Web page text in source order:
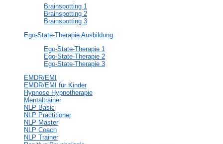
Brainspotting 1
Brainspotting 2
Brainspotting 3
Ego-State-Therapie Ausbildung
Ego-State-Therapie 1
Ego-State-Therapie 2
Ego-State-Therapie 3
EMDR/EMI
EMDR/EMI für Kinder
Hypnose Hypnotherapie
Mentaltrainer
NLP Basic
NLP Practitioner
NLP Master
NLP Coach
NLP Trainer